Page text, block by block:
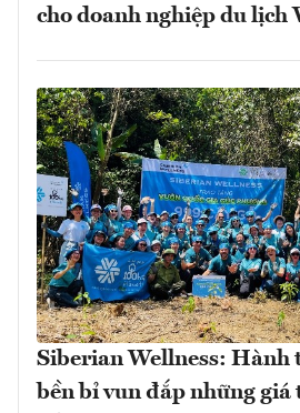
cho doanh nghiệp du lịch
Siberian Wellness: Hành
bền bỉ vun đắp những giá